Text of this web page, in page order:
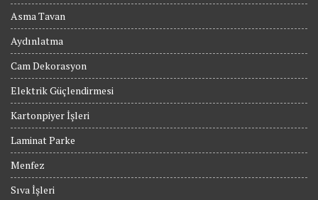
Asma Tavan
Aydınlatma
Cam Dekorasyon
Elektrik Güçlendirmesi
Kartonpiyer İşleri
Laminat Parke
Menfez
Sıva İşleri